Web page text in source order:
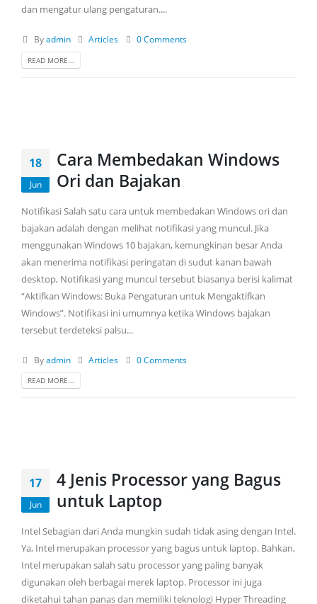
dan mengatur ulang pengaturan....
Byadmin Articles 0 Comments
READ MORE...
18
Jun
Cara Membedakan Windows
Ori dan Bajakan
Notifikasi Salah satu cara untuk membedakan Windows ori dan
bajakan adalah dengan melihat notifikasi yang muncul. Jika
menggunakan Windows 10 bajakan, kemungkinan besar Anda
akan menerima notifikasi peringatan di sudut kanan bawah
desktop, Notifikasi yang muncul tersebut biasanya berisi kalimat
“Aktifkan Windows: Buka Pengaturan untuk Mengaktifkan
Windows”. Notifikasi ini umumnya ketika Windows bajakan
tersebut terdeteksi palsu...
Byadmin Articles 0 Comments
READ MORE...
17
Jun
4 Jenis Processor yang Bagus
untuk Laptop
Intel Sebagian dari Anda mungkin sudah tidak asing dengan Intel.
Ya, Intel merupakan processor yang bagus untuk laptop. Bahkan,
Intel merupakan salah satu processor yang paling banyak
digunakan oleh berbagai merek laptop. Processor ini juga
diketahui tahan panas dan memiliki teknologi Hyper Threading